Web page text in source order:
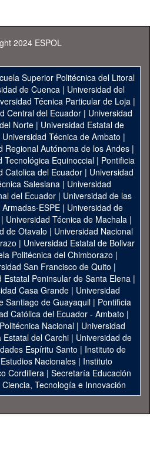
2024 ESPOL
Superior Politécnica del Litoral
de Cuenca| Universidad del
Técnica Particular de Loja|
Central del Ecuador| Universidad
Norte | Universidad Estatal de
Universidad Técnica de Ambato |
Regional Autónoma de los Andes|
Tecnológica Equinoccial| Pontificia
Catolica del Ecuador | Universidad
Salesiana | Universidad
del Ecuador | Universidad de las
ESPE | Universidad de
Universidad Técnica de Machala|
de Otavalo | Universidad Nacional
| Universidad Estatal de Bolivar
Politécnica del Chimborazo |
San Francisco de Quito |
Estatal Peninsular de Santa Elena|
Casa Grande | Universidad
Santiago de Guayaquil| Pontificia
Católica del Ecuador - Ambato |
Nacional| Universidad
Estatal del Carchi| Universidad de
Espíritu Santo | Instituto de
Nacionales | Instituto
Cordillera | Secretaría Educación
Tecnología e Innovación